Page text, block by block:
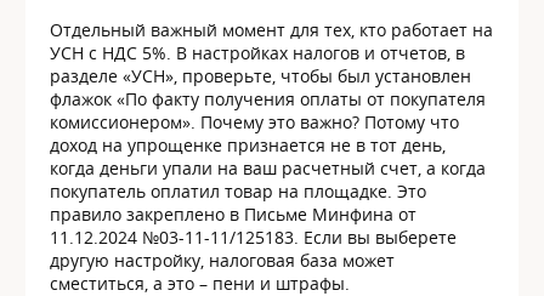
Отдельный важный момент для тех, кто работает на
УСН с НДС 5%. В настройках налогов и отчетов, в
разделе «УСН», проверьте, чтобы был установлен
флажок «По факту получения оплаты от покупателя
комиссионером». Почему это важно? Потому что
доход на упрощенке признается не в тот день,
когда деньги упали на ваш расчетный счет, а когда
покупатель оплатил товар на площадке. Это
правило закреплено в Письме Минфина от
11.12.2024 №03-11-11/125183. Если вы выберете
другую настройку, налоговая база может
сместиться, а это – пени и штрафы.